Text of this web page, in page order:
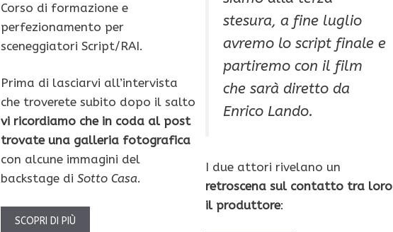
Corso di formazione e
perfezionamento per
sceneggiatori Script/RAI.
Prima di lasciarvi all’intervista
che troverete subito dopo il salto
vi ricordiamo che in coda al post
trovate una galleria fotografica
con alcune immagini del
backstage diSotto Casa.
SCOPRI DI PIÙ
stesura, a fine luglio
avremo lo script finale e
partiremo con il film
che sarà diretto da
Enrico Lando.
I due attori rivelano un
retroscena sul contatto tra
il produttore: